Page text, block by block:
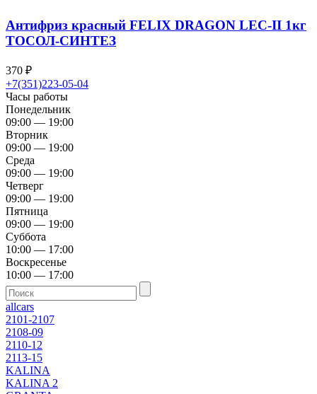
Антифриз красный FELIX DRAGON LEC-II 1кг
ТОСОЛ-СИНТЕЗ
370 ₽
+7(351)223-05-04
Часы работы
Понедельник
09:00 — 19:00
Вторник
09:00 — 19:00
Среда
09:00 — 19:00
Четверг
09:00 — 19:00
Пятница
09:00 — 19:00
Суббота
10:00 — 17:00
Воскресенье
10:00 — 17:00
allcars
2101-2107
2108-09
2110-12
2113-15
KALINA
KALINA 2